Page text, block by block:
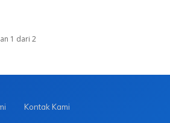
1 dari 2
Kontak Kami